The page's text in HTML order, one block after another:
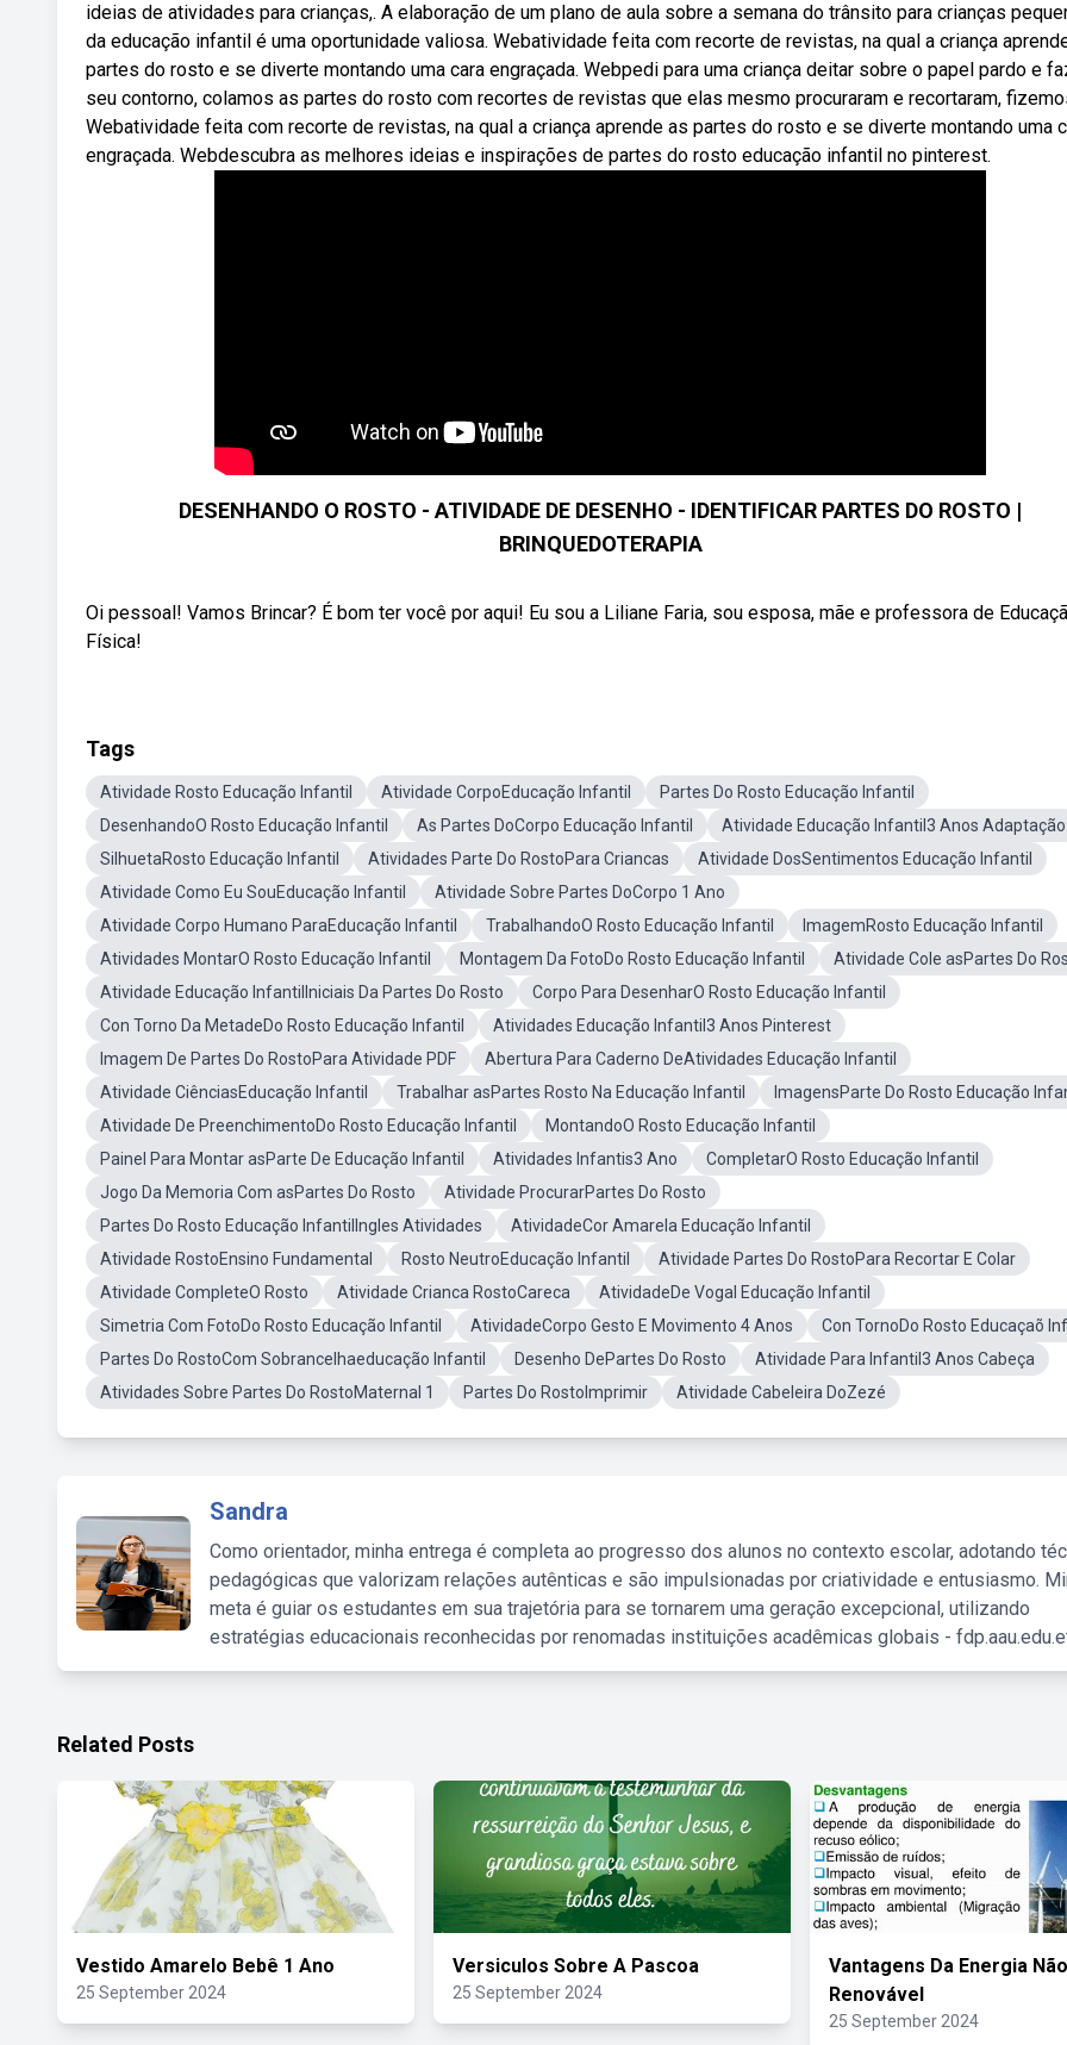
ideias de atividades para crianças,. A elaboração de um plano de aula sobre a semana do trânsito para crianças
da educação infantil é uma oportunidade valiosa. Webatividade feita com recorte de revistas, na qual a criança
partes do rosto e se diverte montando uma cara engraçada. Webpedi para uma criança deitar sobre o papel pardo e
seu contorno, colamos as partes do rosto com recortes de revistas que elas mesmo procuraram e recortaram,
Webatividade feita com recorte de revistas, na qual a criança aprende as partes do rosto e se diverte montando uma
engraçada. Webdescubra as melhores ideias e inspirações de partes do rosto educação infantil no pinterest.
DESENHANDO O ROSTO - ATIVIDADE DE DESENHO - IDENTIFICAR PARTES DO ROSTO |
BRINQUEDOTERAPIA
Oi pessoal! Vamos Brincar? É bom ter você por aqui! Eu sou a Liliane Faria, sou esposa, mãe e professora de
Física!
Tags
Atividade Rosto Educação Infantil Atividade CorpoEducação Infantil
Partes Do Rosto Educação Infantil
DesenhandoO Rosto Educação Infantil
As Partes DoCorpo Educação Infantil
Atividade Educação Infantil3 Anos Adaptação
SilhuetaRosto Educação Infantil
Atividades Parte Do RostoPara Criancas
Atividade DosSentimentos Educação Infantil
Atividade Como Eu SouEducação Infantil
Atividade Sobre Partes DoCorpo 1 Ano
Atividade Corpo Humano ParaEducação Infantil
TrabalhandoO Rosto Educação Infantil
ImagemRosto Educação Infantil
Atividades MontarO Rosto Educação Infantil
Montagem Da FotoDo Rosto Educação Infantil
Atividade Cole asPartes Do
Atividade Educação InfantilIniciais Da Partes Do Rosto
Corpo Para DesenharO Rosto Educação Infantil
Con Torno Da MetadeDo Rosto Educação Infantil
Atividades Educação Infantil3 Anos Pinterest
Imagem De Partes Do RostoPara Atividade PDF
Abertura Para Caderno DeAtividades Educação Infantil
Atividade CiênciasEducação Infantil
Trabalhar asPartes Rosto Na Educação Infantil
ImagensParte Do Rosto Educação
Atividade De PreenchimentoDo Rosto Educação Infantil
MontandoO Rosto Educação Infantil
Painel Para Montar asParte De Educação Infantil
Atividades Infantis3 Ano
CompletarO Rosto Educação Infantil
Jogo Da Memoria Com asPartes Do Rosto
Atividade ProcurarPartes Do Rosto
Partes Do Rosto Educação InfantilIngles Atividades
AtividadeCor Amarela Educação Infantil
Atividade RostoEnsino Fundamental
Rosto NeutroEducação Infantil
Atividade Partes Do RostoPara Recortar E Colar
Atividade CompleteO Rosto
Atividade Crianca RostoCareca
AtividadeDe Vogal Educação Infantil
Simetria Com FotoDo Rosto Educação Infantil
AtividadeCorpo Gesto E Movimento 4 Anos
Con TornoDo Rosto Educaçaõ
Partes Do RostoCom Sobrancelhaeducação Infantil
Desenho DePartes Do Rosto
Atividade Para Infantil3 Anos Cabeça
Atividades Sobre Partes Do RostoMaternal 1
Partes Do RostoImprimir Atividade Cabeleira DoZezé
Sandra
Como orientador, minha entrega é completa ao progresso dos alunos no contexto escolar, adotando
pedagógicas que valorizam relações autênticas e são impulsionadas por criatividade e entusiasmo.
meta é guiar os estudantes em sua trajetória para se tornarem uma geração excepcional, utilizando
estratégias educacionais reconhecidas por renomadas instituições acadêmicas globais -
Related Posts
Vestido Amarelo Bebê 1 Ano
25 September 2024
Versiculos Sobre A Pascoa
25 September 2024
Vantagens Da Energia Não
Renovável
25 September 2024